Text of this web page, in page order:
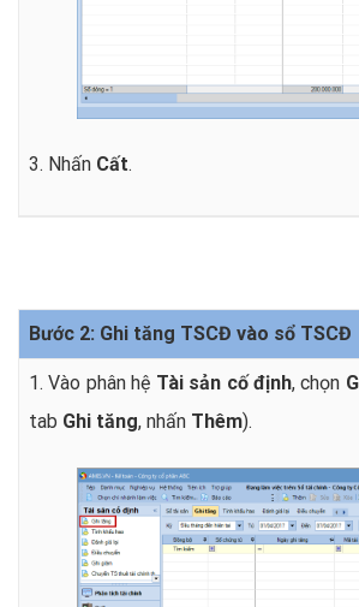
3. Nhấn Cất.
Bước 2: Ghi tăng TSCĐ vào sổ TSCĐ
1. Vào phân hệ Tài sản cố định, chọn
tab Ghi tăng, nhấn Thêm).